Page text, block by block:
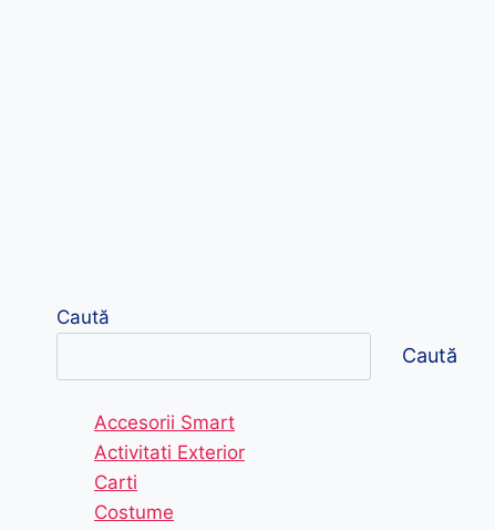
Caută
Caută
Accesorii Smart
Activitati Exterior
Carti
Costume